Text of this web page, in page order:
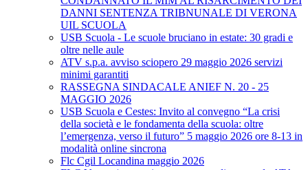
DANNI SENTENZA TRIBNUNALE DI VERONA
UIL SCUOLA
USB Scuola - Le scuole bruciano in estate: 30 gradi e
oltre nelle aule
ATV s.p.a. avviso sciopero 29 maggio 2026 servizi
minimi garantiti
RASSEGNA SINDACALE ANIEF N. 20 - 25
MAGGIO 2026
USB Scuola e Cestes: Invito al convegno “La crisi
della società e le fondamenta della scuola: oltre
l’emergenza, verso il futuro” 5 maggio 2026 ore 8-13 in
modalità online sincrona
Flc Cgil Locandina maggio 2026